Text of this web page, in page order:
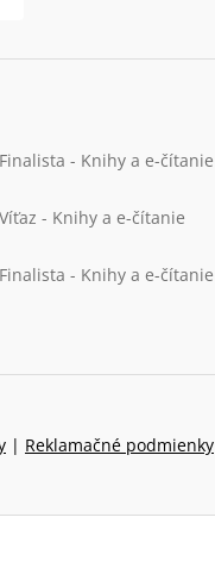
Finalista - Knihy a e-čítanie
Víťaz - Knihy a e-čítanie
Finalista - Knihy a e-čítanie
| Reklamačné podmienky